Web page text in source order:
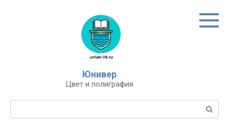
Юнивер
Цвет и полиграфия